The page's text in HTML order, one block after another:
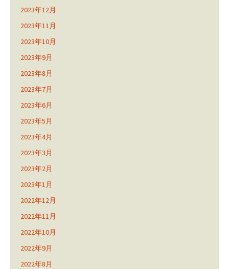
2023年12月
2023年11月
2023年10月
2023年9月
2023年8月
2023年7月
2023年6月
2023年5月
2023年4月
2023年3月
2023年2月
2023年1月
2022年12月
2022年11月
2022年10月
2022年9月
2022年8月